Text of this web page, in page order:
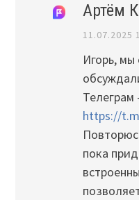
Артём
11.07.2025
Игорь, мы
Телеграм
https://
пока